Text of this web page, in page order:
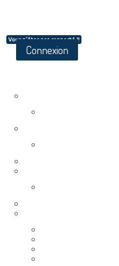
Vous n'êtes pas connecté !!
Connexion